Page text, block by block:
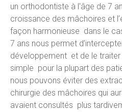
un orthodontiste à l'âge de 7
croissance des mâchoires et
façon harmonieuse dans le
7 ans nous permet
développement et de le
simple pour la plupart des
nous pouvons éviter des
chirurgie des mâchoires qui
avaient consultés plus